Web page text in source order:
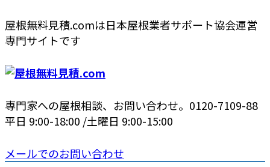
コ
ン
テ
ン
ツ
ス
キ
プ
ナ
ビ
ゲ
ー
シ
ン
に
動
屋根無料見積.comは日本屋根業者サポート協会運営
専門サイトです
専門家への屋根相談、お問い合わせ。 0120-7109-88
平日 9:00-18:00 /土曜日 9:00-15:00
メールでのお問い合わせ